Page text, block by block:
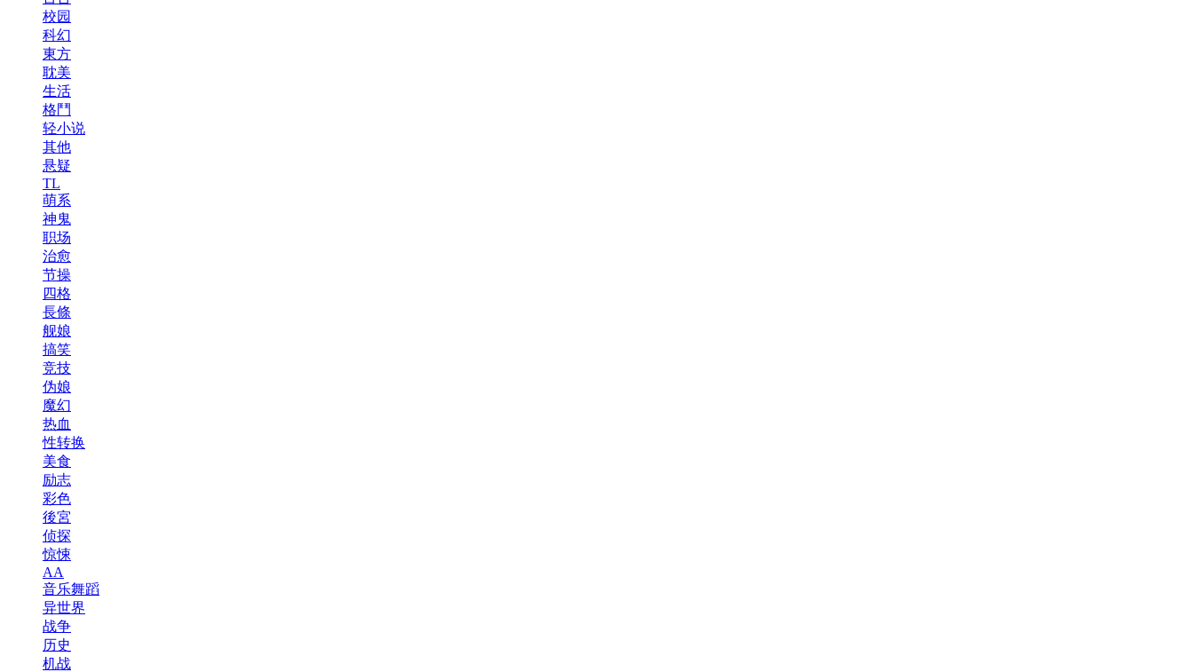
校园
科幻
東方
耽美
生活
格鬥
轻小说
其他
悬疑
TL
萌系
神鬼
职场
治愈
节操
四格
長條
舰娘
搞笑
竞技
伪娘
魔幻
热血
性转换
美食
励志
彩色
後宮
侦探
惊悚
AA
音乐舞蹈
异世界
战争
历史
机战